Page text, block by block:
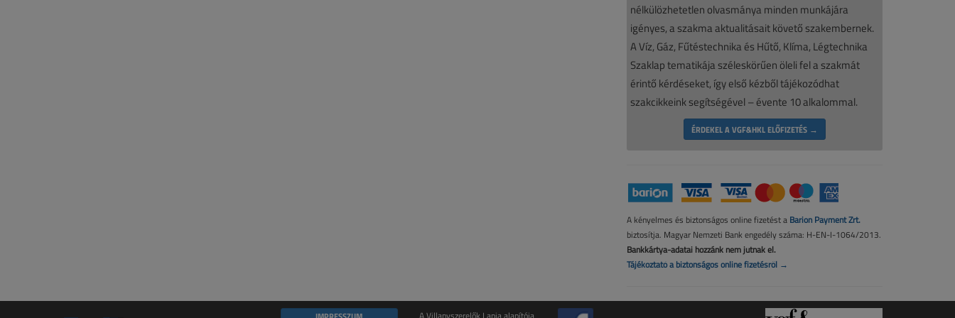
nélkülözhetetlen olvasmánya minden munkájára
igényes, a szakma aktualitásait követő szakembernek.
A Víz, Gáz, Fűtéstechnika és Hűtő, Klíma, Légtechnika
Szaklap tematikája széleskörűen öleli fel a szakmát
érintő kérdéseket, így első kézből tájékozódhat
szakcikkeink segítségével – évente 10 alkalommal.
ÉRDEKEL A VGF&HKL ELŐFIZETÉS →
A kényelmes és biztonságos online fizetést a Barion Payment Zrt.
biztosítja. Magyar Nemzeti Bank engedély száma: H-EN-I-1064/2013.
Bankkártya-adatai hozzánk nem jutnak el.
Tájékoztató a biztonságos online fizetésről →
A Villanyszerelők Lapja alapítója